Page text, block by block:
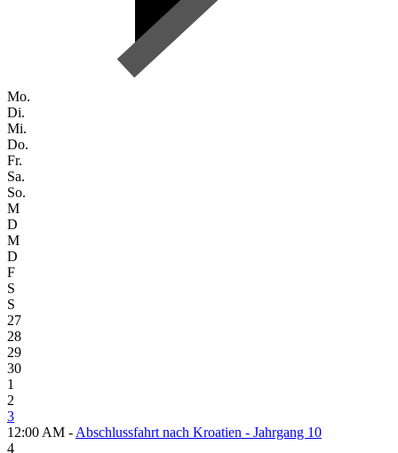
Mo.
Di.
Mi.
Do.
Fr.
Sa.
So.
M
D
M
D
F
S
S
27
28
29
30
1
2
3
12:00 AM - Abschlussfahrt nach Kroatien - Jahrgang 10
4